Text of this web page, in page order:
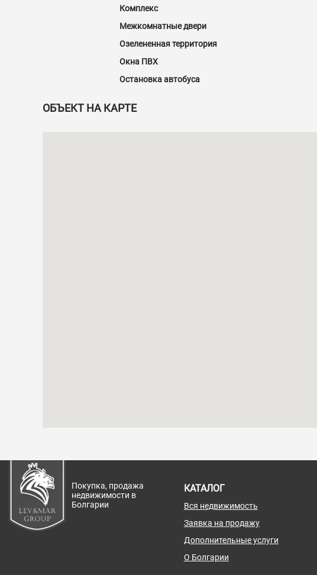
Комплекс
Межкомнатные двери
Озелененная территория
Окна ПВХ
Остановка автобуса
ОБЪЕКТ НА КАРТЕ
Покупка, продажа
недвижимости в
Болгарии
КАТАЛОГ
Вся недвижимость
Заявка на продажу
Дополнительные услуги
О Болгарии